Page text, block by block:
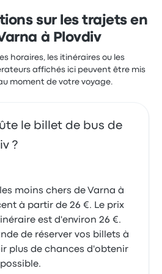
sur les trajets en
à Plovdiv
horaires, les itinéraires ou les
affichés ici peuvent être mis
moment de votre voyage.
le billet de bus de
?
moins chers de Varna à
à partir de 26 €. Le prix
est d'environ 26 €.
de réserver vos billets à
plus de chances d'obtenir